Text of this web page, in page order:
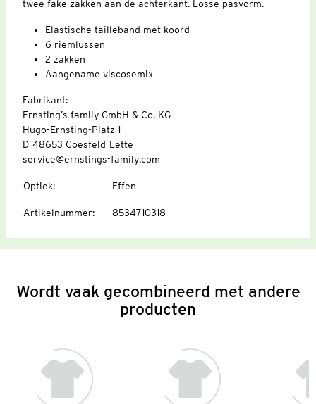
twee fake zakken aan de achterkant. Losse pasvorm.
Elastische tailleband met koord
6 riemlussen
2 zakken
Aangename viscosemix
Fabrikant:
Ernsting’s family GmbH & Co. KG
Hugo-Ernsting-Platz 1
D-48653 Coesfeld-Lette
service@ernstings-family.com
Optiek: Effen
Artikelnummer: 8534710318
Wordt vaak gecombineerd met andere
producten